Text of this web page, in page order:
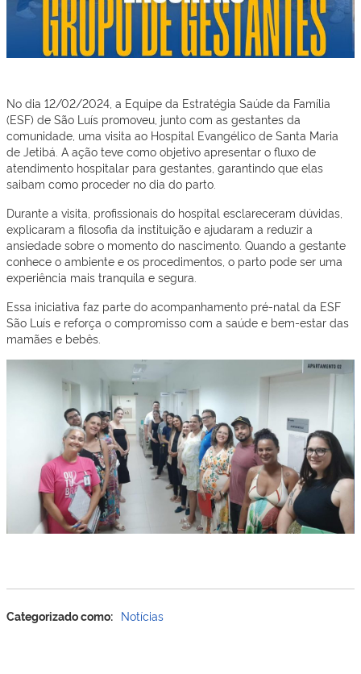
No dia 12/02/2024, a Equipe da Estratégia Saúde da Família
(ESF) de São Luís promoveu, junto com as gestantes da
comunidade, uma visita ao Hospital Evangélico de Santa Maria
de Jetibá. A ação teve como objetivo apresentar o fluxo de
atendimento hospitalar para gestantes, garantindo que elas
saibam como proceder no dia do parto.
Durante a visita, profissionais do hospital esclareceram dúvidas,
explicaram a filosofia da instituição e ajudaram a reduzir a
ansiedade sobre o momento do nascimento. Quando a gestante
conhece o ambiente e os procedimentos, o parto pode ser uma
experiência mais tranquila e segura.
Essa iniciativa faz parte do acompanhamento pré-natal da ESF
São Luís e reforça o compromisso com a saúde e bem-estar das
mamães e bebês.
Categorizado como: Notícias